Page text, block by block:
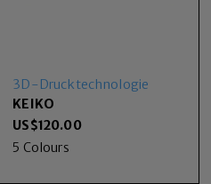
3D-Drucktechnologie
KEIKO
US$120.00
5 Colours